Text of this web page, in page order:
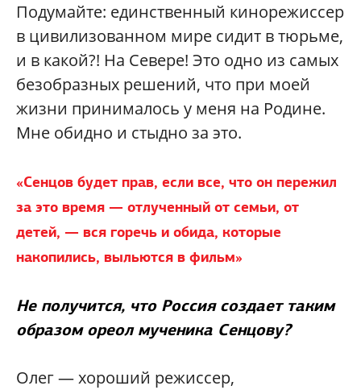
Подумайте: единственный кинорежиссер
в цивилизованном мире сидит в тюрьме,
и в какой?! На Севере! Это одно из самых
безобразных решений, что при моей
жизни принималось у меня на Родине.
Мне обидно и стыдно за это.
«Сенцов будет прав, если все, что он пережил
за это время — отлученный от семьи, от
детей, — вся горечь и обида, которые
накопились, выльются в фильм»
Не получится, что Россия создает таким
образом ореол мученика Сенцову?
Олег — хороший режиссер,